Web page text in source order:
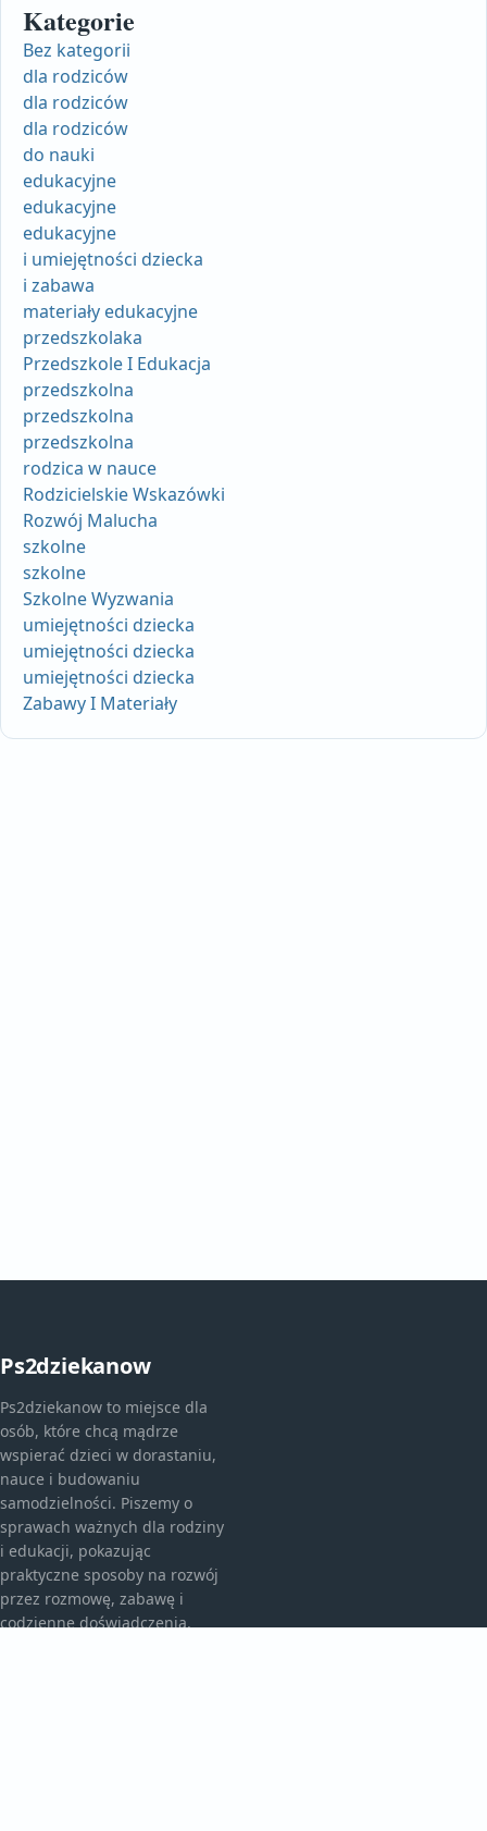
Kategorie
Bez kategorii
dla rodziców
dla rodziców
dla rodziców
do nauki
edukacyjne
edukacyjne
edukacyjne
i umiejętności dziecka
i zabawa
materiały edukacyjne
przedszkolaka
Przedszkole I Edukacja
przedszkolna
przedszkolna
przedszkolna
rodzica w nauce
Rodzicielskie Wskazówki
Rozwój Malucha
szkolne
szkolne
Szkolne Wyzwania
umiejętności dziecka
umiejętności dziecka
umiejętności dziecka
Zabawy I Materiały
Ps2dziekanow
Ps2dziekanow to miejsce dla
osób, które chcą mądrze
wspierać dzieci w dorastaniu,
nauce i budowaniu
samodzielności. Piszemy o
sprawach ważnych dla rodziny
i edukacji, pokazując
praktyczne sposoby na rozwój
przez rozmowę, zabawę i
codzienne doświadczenia.